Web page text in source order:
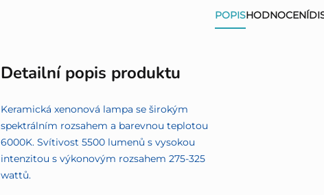
POPISHODNOCENÍ
Detailní popis produktu
Keramická xenonová lampa se širokým
spektrálním rozsahem a barevnou teplotou
6000K. Svítivost 5500 lumenů s vysokou
intenzitou s výkonovým rozsahem 275-325
wattů.